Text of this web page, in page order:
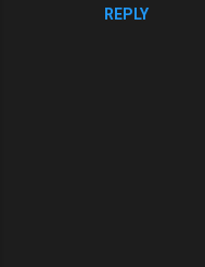
REPLY